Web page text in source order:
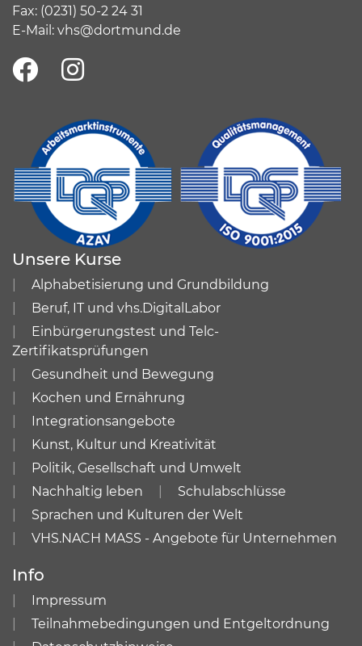
Fax: (0231) 50-2 24 31
E-Mail: vhs@dortmund.de
Unsere Kurse
Alphabetisierung und Grundbildung
Beruf, IT und vhs.DigitalLabor
Einbürgerungstest und Telc-
Zertifikatsprüfungen
Gesundheit und Bewegung
Kochen und Ernährung
Integrationsangebote
Kunst, Kultur und Kreativität
Politik, Gesellschaft und Umwelt
Nachhaltig leben
Schulabschlüsse
Sprachen und Kulturen der Welt
VHS.NACH MASS - Angebote für Unternehmen
Info
Impressum
Teilnahmebedingungen und Entgeltordnung